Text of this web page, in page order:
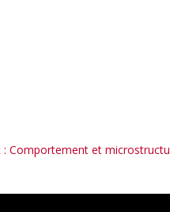
: Comportement et